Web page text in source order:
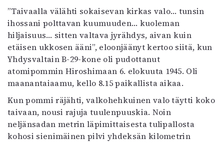
Yhteistyössä
Toimitus
Mediatiedot
Kaltio ry
”Taivaalla välähti sokaisevan kirkas valo… tunsin
ihossani polttavan kuumuuden… kuoleman
hiljaisuus… sitten valtava jyrähdys, aivan kuin
etäisen ukkosen ääni”, eloonjäänyt kertoo siitä, kun
Yhdysvaltain B-29-kone oli pudottanut
atomipommin Hiroshimaan 6. elokuuta 1945. Oli
maanantaiaamu, kello 8.15 paikallista aikaa.
Kun pommi räjähti, valkohehkuinen valo täytti koko
taivaan, nousi rajuja tuulenpuuskia. Noin
neljänsadan metrin läpimittaisesta tulipallosta
kohosi sienimäinen pilvi yhdeksän kilometrin